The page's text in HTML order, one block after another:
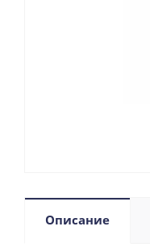
Описание